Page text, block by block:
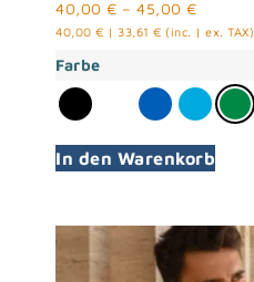
40,00 € – 45,00 €
40,00 € | 33,61 € (inc. | ex. TAX)
Farbe
In den Warenkorb